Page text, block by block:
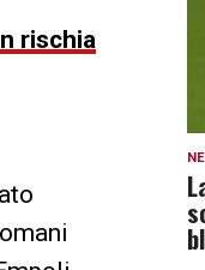
rischia